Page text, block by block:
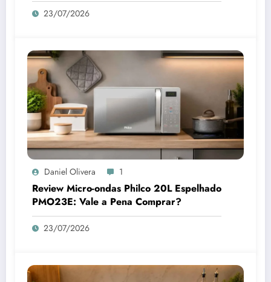
23/07/2026
Daniel Olivera 1
Review Micro-ondas Philco 20L Espelhado
PMO23E: Vale a Pena Comprar?
23/07/2026